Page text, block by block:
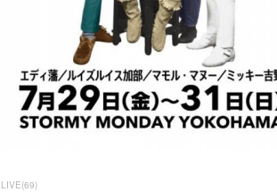
LIVE(69)